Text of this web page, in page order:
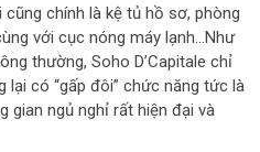
chính là kệ tủ hồ sơ, phòng
với cục nóng máy lạnh…Như
thường, Soho D’Capitale chỉ
có “gấp đôi” chức năng tức là
gian ngủ nghỉ rất hiện đại và